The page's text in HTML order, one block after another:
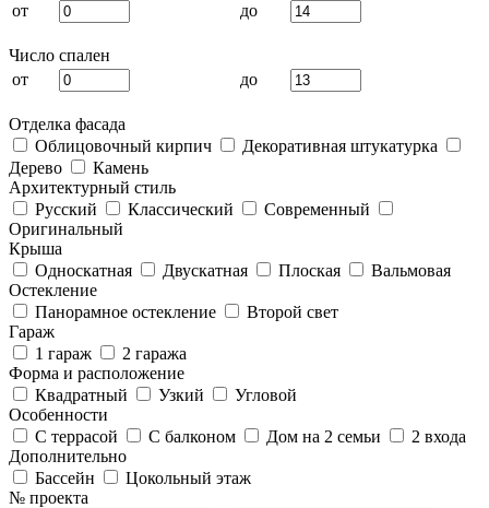
от
до
Число спален
от
до
Отделка фасада
Облицовочный кирпич
Декоративная штукатурка
Дерево
Камень
Архитектурный стиль
Русский
Классический
Современный
Оригинальный
Крыша
Односкатная
Двускатная Плоская
Вальмовая
Остекление
Панорамное остекление
Второй свет
Гараж
1 гараж
2 гаража
Форма и расположение
Квадратный
Узкий
Угловой
Особенности
С террасой
С балконом Дом на 2 семьи
2 входа
Дополнительно
Бассейн
Цокольный этаж
№ проекта